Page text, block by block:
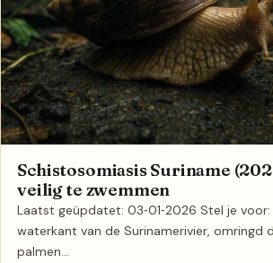
Schistosomiasis Suriname
veilig te zwemmen
Laatst geüpdatet: 03‑01‑2026 Stel je
waterkant van de Surinamerivier, omringd
palmen…